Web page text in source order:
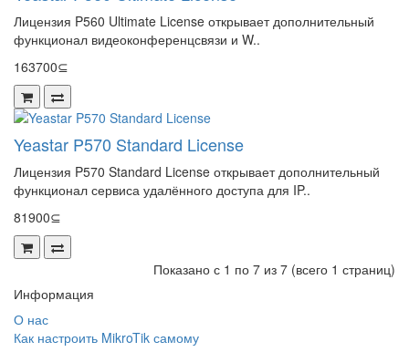
Лицензия P560 Ultimate License открывает дополнительный
функционал видеоконференцсвязи и W..
163700⊆
Yeastar P570 Standard License
Лицензия P570 Standard License открывает дополнительный
функционал сервиса удалённого доступа для IP..
81900⊆
Показано с 1 по 7 из 7 (всего 1 страниц)
Информация
О нас
Как настроить MikroTik самому